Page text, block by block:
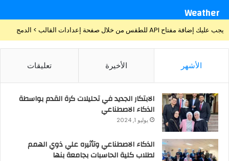
Weather
يجب عليك إضافة مفتاح API للطقس من خلال صفحة إعدادات القالب > الدمج
الأشهر الأخيرة تعليقات
الابتكار الجديد في تحليلات كرة القدم بواسطة
الذكاء الاصطناعي
يوليو 1, 2024
الذكاء الاصطناعي وتأثيره علي ذوي الهمم
لطلاب كلية الحاسبات بجامعة بنها